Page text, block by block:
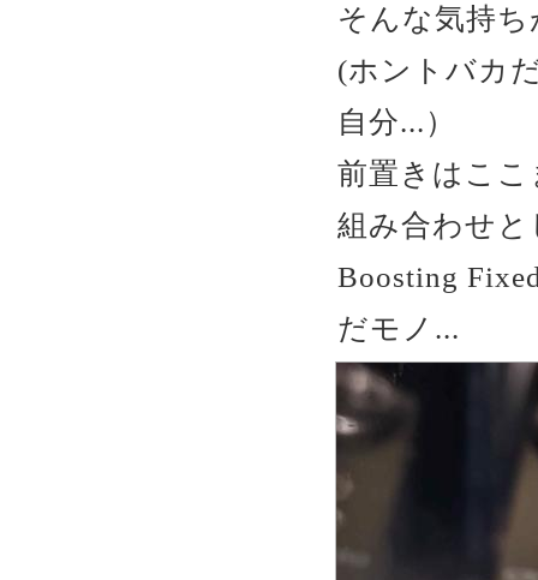
そんな気持
(ホントバカ
自分...）
前置きはこ
組み合わせ
Boosting
だモノ...